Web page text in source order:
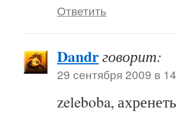
Ответить
Dandrговорит:
29 сентября 2009 в
zeleboba,